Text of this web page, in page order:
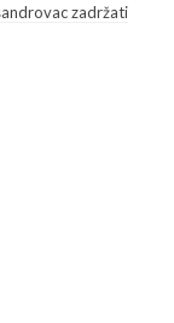
zadržati